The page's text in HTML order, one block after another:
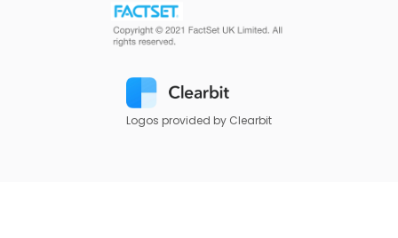
Logos provided by Clearbit